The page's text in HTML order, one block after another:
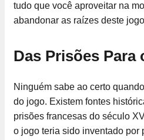
tudo que você aproveitar na
abandonar as raízes deste
Das Prisões Para
Ninguém sabe ao certo
do jogo. Existem fontes
prisões francesas do século
o jogo teria sido inventado por